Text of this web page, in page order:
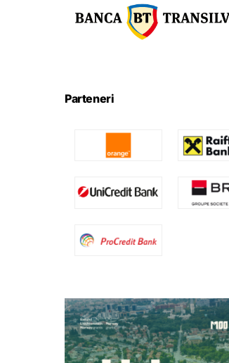
Parteneri